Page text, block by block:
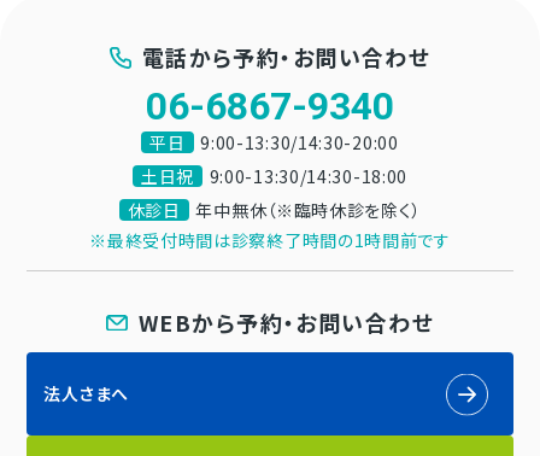
電話から予約・お問い合わせ
06-6867-9340
平日
9:00-13:30/14:30-20:00
土日祝
9:00-13:30/14:30-18:00
休診日
年中無休（※臨時休診を除く）
※最終受付時間は診察終了時間の1時間前です
WEBから予約・お問い合わせ
法人さまへ